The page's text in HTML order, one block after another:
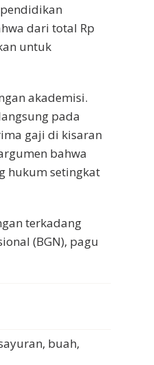
dari total Rp
untuk
akademisi.
pada
gaji di kisaran
bahwa
hukum setingkat
terkadang
(BGN), pagu
buah,